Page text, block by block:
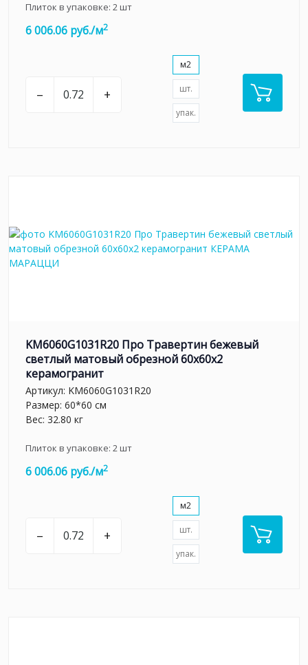
Плиток в упаковке: 2шт
6 006.06 руб./м2
– +
м2
шт.
упак.
KM6060G1031R20 Про Травертин бежевый
светлый матовый обрезной 60x60x2
керамогранит
Артикул: KM6060G1031R20
Размер: 60*60 см
Вес: 32.80 кг
Плиток в упаковке: 2шт
6 006.06 руб./м2
– +
м2
шт.
упак.